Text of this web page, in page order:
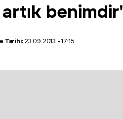
benimdir'
Tarihi:23.09.2013 - 17:15